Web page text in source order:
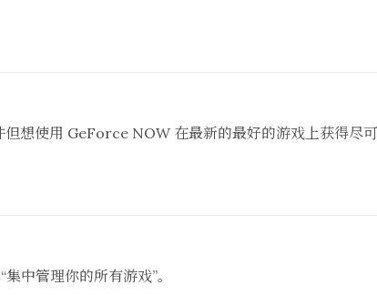
想使用 GeForce NOW 在最新的最好的游戏上获得尽
中管理你的所有游戏”。